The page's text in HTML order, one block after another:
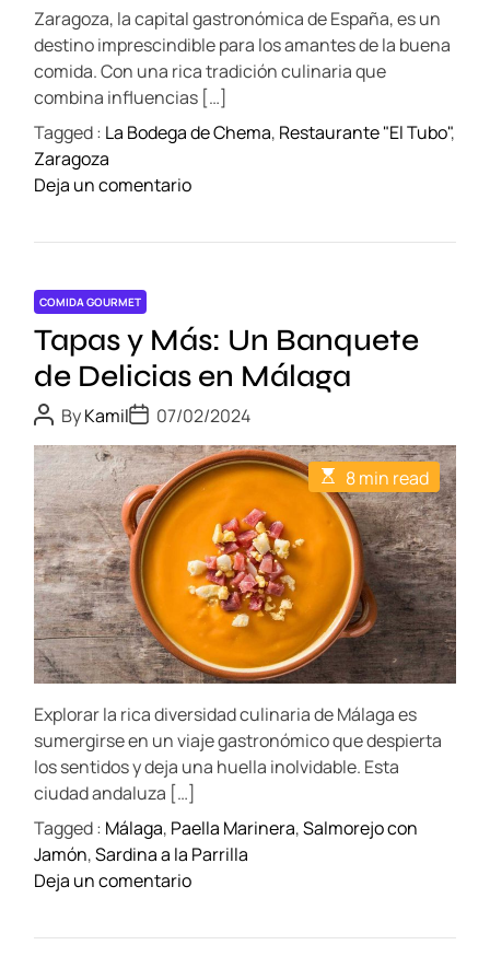
o
n
a
l
e
e
Z
g
o
a
:
v
i
e
l
a
i
e
s
t
a
c
l
t
i
m
e
Zaragoza, la capital gastronómica de España, es un
destino imprescindible para los amantes de la buena
comida. Con una rica tradición culinaria que
combina influencias […]
Tagged : La Bodega de Chema, Restaurante "El Tubo",
Zaragoza
Deja un comentarioo
V
l
a
p
i
t
l
g
a
t
r
o
n
ó
m
c
a
d
E
COMIDA GOURMET
Tapas y Más: Un Banquete
de Delicias en Málaga
P
o
s
t
A
u
t
h
o
r
ByKamilP
o
s
t
D
a
t
e
07/02/2024
E
s
t
e
d
r
e
a
d
t
i
m
e
8 min read
Explorar la rica diversidad culinaria de Málaga es
sumergirse en un viaje gastronómico que despierta
los sentidos y deja una huella inolvidable. Esta
ciudad andaluza […]
Tagged : Málaga, Paella Marinera,Salmorejo con
Jamón,Sardina a la Parrilla
Deja un comentarioo
T